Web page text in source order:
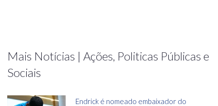
Mais Notícias | Ações, Politicas Públicas e
Sociais
Endrick é nomeado embaixador do